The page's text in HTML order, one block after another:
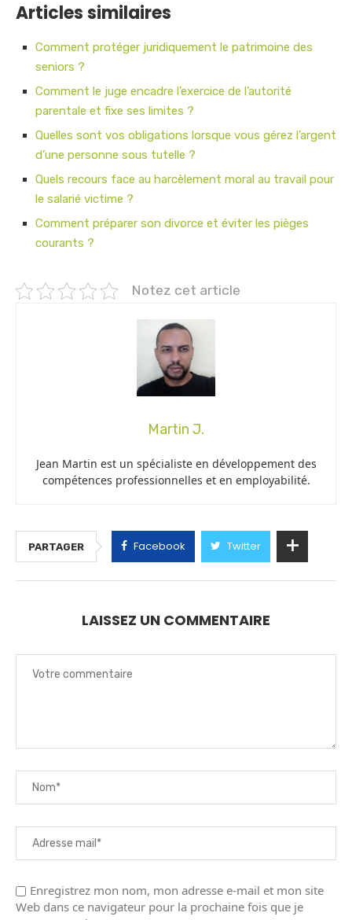
Articles similaires
Comment protéger juridiquement le patrimoine des
seniors ?
Comment le juge encadre l’exercice de l’autorité
parentale et fixe ses limites ?
Quelles sont vos obligations lorsque vous gérez l’argent
d’une personne sous tutelle ?
Quels recours face au harcèlement moral au travail pour
le salarié victime ?
Comment préparer son divorce et éviter les pièges
courants ?
Notez cet article
Martin J.
Jean Martin est un spécialiste en développement des
compétences professionnelles et en employabilité.
PARTAGER Facebook Twitter
LAISSEZ UN COMMENTAIRE
Enregistrez mon nom, mon adresse e-mail et mon site
Web dans ce navigateur pour la prochaine fois que je